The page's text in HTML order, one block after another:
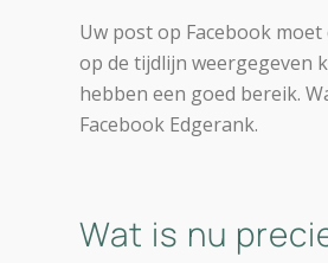
Uw post op Facebook
op de tijdlijn weergegeven
hebben een goed bereik.
Facebook Edgerank.
Wat is nu